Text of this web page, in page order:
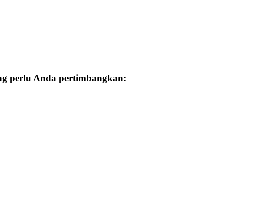
perlu Anda pertimbangkan: